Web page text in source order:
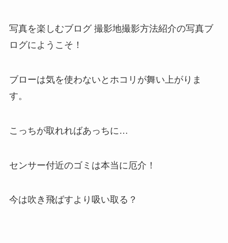
写真を楽しむブログ 撮影地撮影方法紹介の写真ブ
ログにようこそ！
ブローは気を使わないとホコリが舞い上がりま
す。
こっちが取れればあっちに…
センサー付近のゴミは本当に厄介！
今は吹き飛ばすより吸い取る？